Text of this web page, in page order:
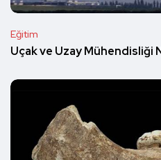
Eğitim
Uçak ve Uzay Mühendisliği